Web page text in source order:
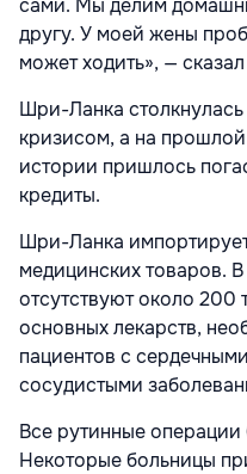
другу. У моей жены
может ходить», —
Шри-Ланка
кризисом, а на
истории пришлось
кредиты.
Шри-Ланка
медицинских товаров.
отсутствуют около 200
основных лекарств,
пациентов с
сосудистыми
Все рутинные
Некоторые больницы